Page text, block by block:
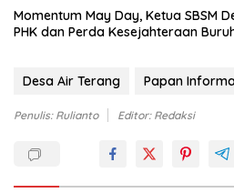
Momentum May Day, Ketua SBSM
PHK dan Perda Kesejahteraan
Desa Air Terang Papan
Penulis: Rulianto Editor: Redaksi